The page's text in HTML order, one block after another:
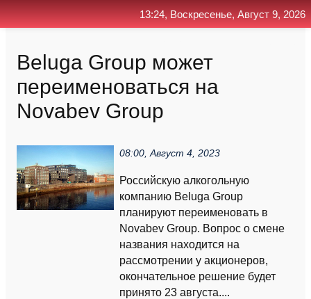
Beluga Group может
переименоваться на
Novabev Group
08:00, Август 4, 2023
Российскую алкогольную
компанию Beluga Group
планируют переименовать в
Novabev Group. Вопрос о смене
названия находится на
рассмотрении у акционеров,
окончательное решение будет
принято 23 августа....
13:24, Воскресенье, Август 9, 2026